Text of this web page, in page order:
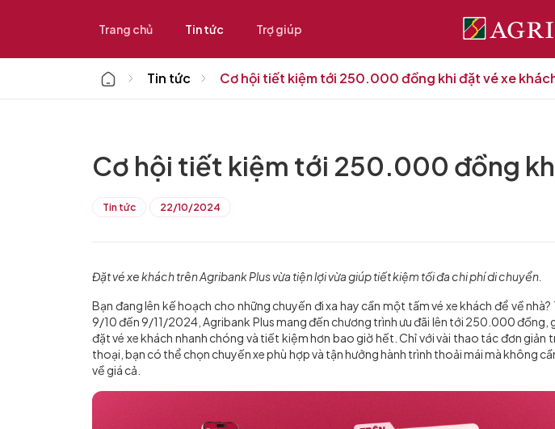
Trang chủ Tin tức Trợ giúp
HomeTin tức Cơ hội tiết kiệm tới 250.000 đồng khi đặt vé xe
Cơ hội tiết kiệm tới 250.000 đồng
Tin tức 22/10/2024
Đặt vé xe khách trên Agribank Plus vừa tiện lợi vừa giúp tiết kiệm tối đa chi phí di chuyển.
Bạn đang lên kế hoạch cho những chuyến đi xa hay cần một tấm vé xe khách để về nhà?
9/10 đến 9/11/2024, Agribank Plus mang đến chương trình ưu đãi lên tới 250.000 đồng,
đặt vé xe khách nhanh chóng và tiết kiệm hơn bao giờ hết. Chỉ với vài thao tác đơn giản
thoại, bạn có thể chọn chuyến xe phù hợp và tận hưởng hành trình thoải mái mà không
về giá cả.